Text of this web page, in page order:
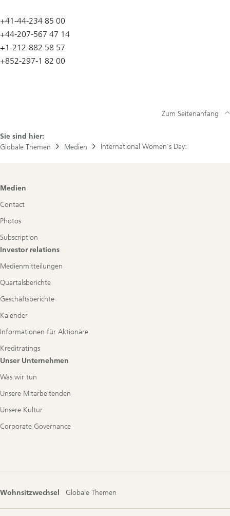
+41-44-234 85 00
+44-207-567 47 14
+1-212-882 58 57
+852-297-1 82 00
Sie sind hier:
Globale Themen
Medien International Women's Day:
Zum Seitenanfang
Footer
Medien
Contact
Photos
Subscription
Investor relations
Medienmitteilungen
Quartalsberichte
Geschäftsberichte
Kalender
Informationen für Aktionäre
Kreditratings
Unser Unternehmen
Was wir tun
Unsere Mitarbeitenden
Unsere Kultur
Corporate Governance
Wohnsitzwechsel Globale Themen